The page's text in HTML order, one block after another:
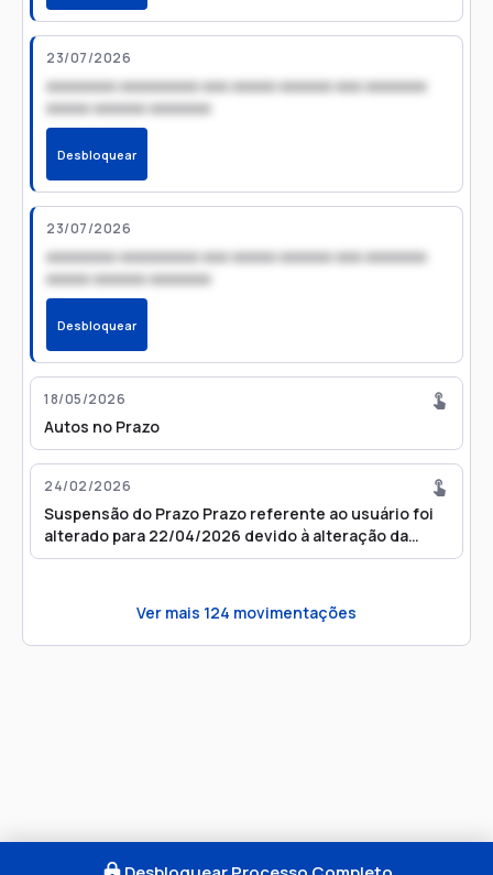
23/07/2026
xxxxxxxx xxxxxxxxx xxx xxxxx xxxxxx xxx xxxxxxx
xxxxx xxxxxx xxxxxxx
Desbloquear
23/07/2026
xxxxxxxx xxxxxxxxx xxx xxxxx xxxxxx xxx xxxxxxx
xxxxx xxxxxx xxxxxxx
Desbloquear
18/05/2026
Autos no Prazo
24/02/2026
Suspensão do Prazo Prazo referente ao usuário foi
alterado para 22/04/2026 devido à alteração da
tabela de feriados
Ver mais 124 movimentações